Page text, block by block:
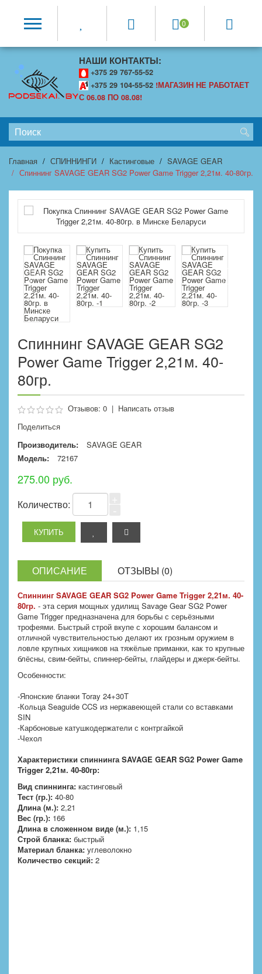
0
НАШИ КОНТАКТЫ:
+375 29 767-55-52
+375 29 104-55-52 !МАГАЗИН НЕ РАБОТАЕТ
С 06.08 ПО 08.08!
Главная СПИННИНГИ Кастинговые
SAVAGE GEAR
Спиннинг SAVAGE GEAR SG2 Power Game Trigger 2,21м. 40-80гр.
Спиннинг SAVAGE GEAR SG2
Power Game Trigger 2,21м. 40-
80гр.
Отзывов: 0 | Написать отзыв
Поделиться
Производитель:
SAVAGE GEAR
Модель:
72167
275.00 руб.
Количество:
ОПИСАНИЕ ОТЗЫВЫ (0)
Спиннинг SAVAGE GEAR SG2 Power Game Trigger 2,21м. 40-
80гр. - эта серия мощных удилищ Savage Gear SG2 Power
Game Trigger предназначена для борьбы с серьёзными
трофеями. Быстрый строй вкупе с хорошим балансом и
отличной чувствительностью делают их грозным оружием в
ловле крупных хищников на тяжёлые приманки, как то крупные
блёсны, свим-бейты, спиннер-бейты, глайдеры и джерк-бейты.
Особенности:
-Японские бланки Toray 24+30T
-Кольца Seaguide CCS из нержавеющей стали со вставками
SIN
-Карбоновые катушкодержатели с контргайкой
-Чехол
Характеристики спиннинга SAVAGE GEAR SG2 Power Game
Trigger 2,21м. 40-80гр:
Вид спиннинга: кастинговый
Тест (гр.): 40-80
Длина (м.): 2,21
Вес (гр.): 166
Длина в сложенном виде (м.): 1,15
Строй бланка: быстрый
Материал бланка: углеволокно
Количество секций: 2